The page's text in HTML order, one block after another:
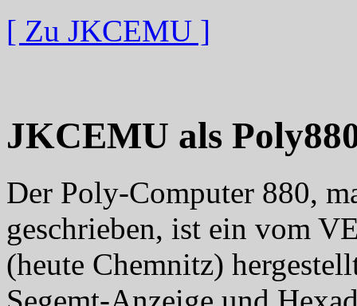
[ Zu JKCEMU ]
JKCEMU als
Der Poly-Computer 880,
geschrieben, ist ein vom
(heute Chemnitz)